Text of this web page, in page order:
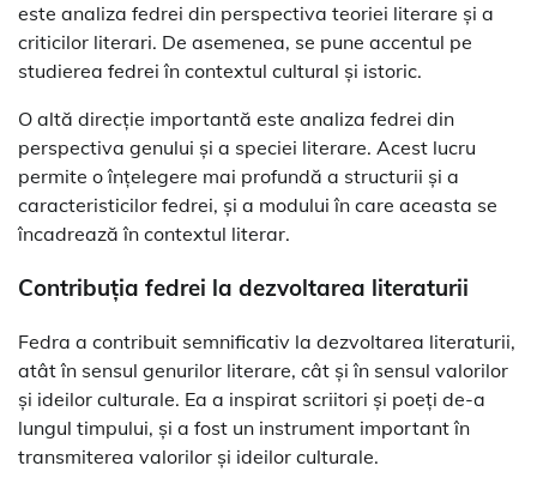
este analiza fedrei din perspectiva teoriei literare și a
criticilor literari. De asemenea, se pune accentul pe
studierea fedrei în contextul cultural și istoric.
O altă direcție importantă este analiza fedrei din
perspectiva genului și a speciei literare. Acest lucru
permite o înțelegere mai profundă a structurii și a
caracteristicilor fedrei, și a modului în care aceasta se
încadrează în contextul literar.
Contribuția fedrei la dezvoltarea literaturii
Fedra a contribuit semnificativ la dezvoltarea literaturii,
atât în sensul genurilor literare, cât și în sensul valorilor
și ideilor culturale. Ea a inspirat scriitori și poeți de-a
lungul timpului, și a fost un instrument important în
transmiterea valorilor și ideilor culturale.